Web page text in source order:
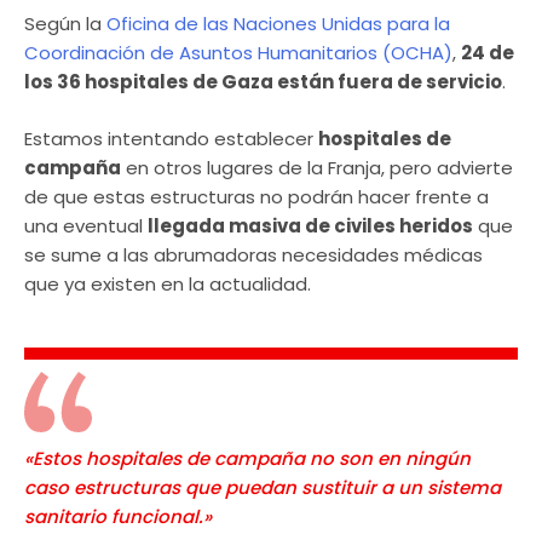
Según la Oficina de las Naciones Unidas para la
Coordinación de Asuntos Humanitarios (OCHA), 24 de
los 36 hospitales de Gaza están fuera de servicio.
Estamos intentando establecer hospitales de
campaña en otros lugares de la Franja, pero advierte
de que estas estructuras no podrán hacer frente a
una eventual llegada masiva de civiles heridos que
se sume a las abrumadoras necesidades médicas
que ya existen en la actualidad.
«Estos hospitales de campaña no son en ningún
caso estructuras que puedan sustituir a un sistema
sanitario funcional.»